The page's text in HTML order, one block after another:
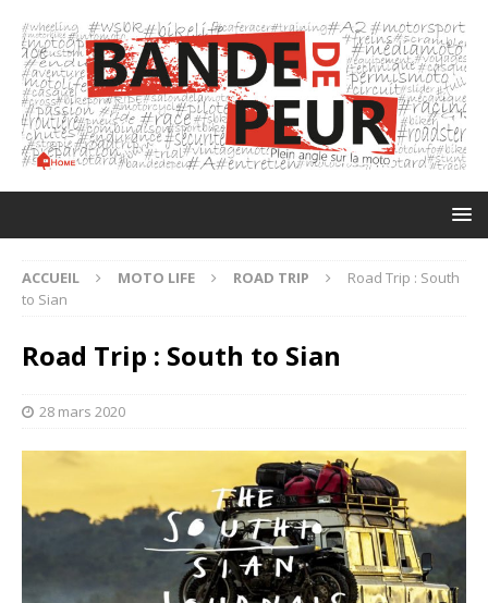
ACCUEIL MOTO LIFE ROAD TRIP
Road Trip : South
to Sian
Road Trip : South to Sian
28 mars 2020